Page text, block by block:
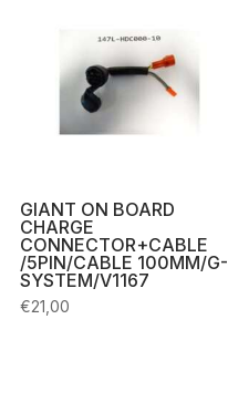
GIANT ON BOARD
CHARGE
CONNECTOR+CABLE
/5PIN/CABLE 100MM/G-
SYSTEM/V1167
€21,00